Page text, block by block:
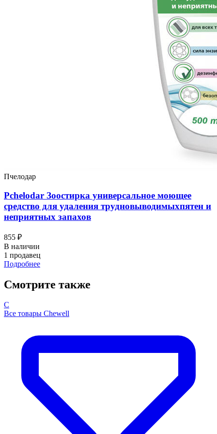
Пчелодар
Pchelodar Зоостирка универсальное моющее
средство для удаления трудновыводимыхпятен и
неприятных запахов
855 ₽
В наличии
1 продавец
Подробнее
Смотрите также
C
Все товары Chewell